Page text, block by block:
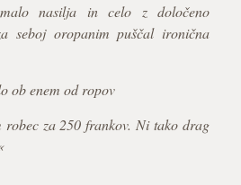
nasilja in celo z določeno
seboj oropanim puščal ironična
ob enem od ropov
robec za 250 frankov. Ni tako drag